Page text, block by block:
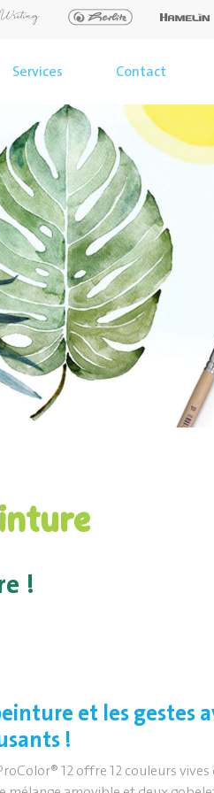
Services Contact
!
et les gestes
!
12 offre 12 couleurs vives